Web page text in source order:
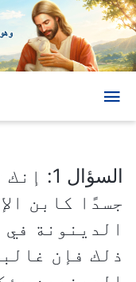
جسدًا كابن
الدينونة في
ذلك فإن